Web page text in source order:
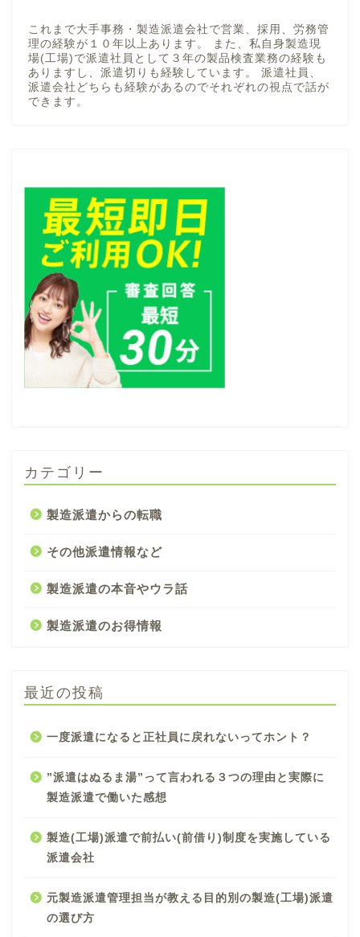
これまで大手事務・製造派遣会社で営業、採用、労務管
理の経験が１０年以上あります。 また、私自身製造現
場(工場)で派遣社員として３年の製品検査業務の経験も
ありますし、派遣切りも経験しています。 派遣社員、
派遣会社どちらも経験があるのでそれぞれの視点で話が
できます。
カテゴリー
製造派遣からの転職
その他派遣情報など
製造派遣の本音やウラ話
製造派遣のお得情報
最近の投稿
一度派遣になると正社員に戻れないってホント？
”派遣はぬるま湯”って言われる３つの理由と実際に
製造派遣で働いた感想
製造(工場)派遣で前払い(前借り)制度を実施している
派遣会社
元製造派遣管理担当が教える目的別の製造(工場)派遣
の選び方